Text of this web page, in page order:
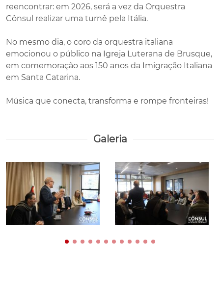
reencontrar: em 2026, será a vez da Orquestra
Cônsul realizar uma turnê pela Itália.
No mesmo dia, o coro da orquestra italiana
emocionou o público na Igreja Luterana de Brusque,
em comemoração aos 150 anos da Imigração Italiana
em Santa Catarina.
Música que conecta, transforma e rompe fronteiras!
Galeria